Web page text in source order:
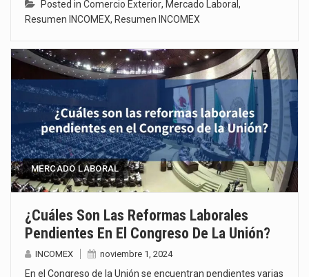
Posted in Comercio Exterior, Mercado Laboral,
Resumen INCOMEX, Resumen INCOMEX
MERCADO LABORAL
¿Cuáles Son Las Reformas Laborales
Pendientes En El Congreso De La Unión?
INCOMEX noviembre 1, 2024
En el Congreso de la Unión se encuentran pendientes varias